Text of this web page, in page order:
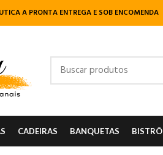
A PRONTA ENTREGA E SOB ENCOMENDA
CADEIRAS BANQUETAS BISTRÔ